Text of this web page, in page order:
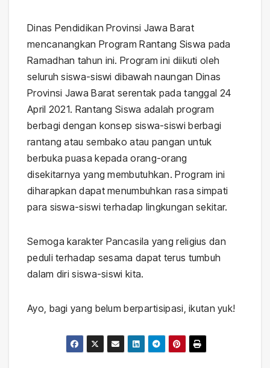
Dinas Pendidikan Provinsi Jawa Barat
mencanangkan Program Rantang Siswa pada
Ramadhan tahun ini. Program ini diikuti oleh
seluruh siswa-siswi dibawah naungan Dinas
Provinsi Jawa Barat serentak pada tanggal 24
April 2021. Rantang Siswa adalah program
berbagi dengan konsep siswa-siswi berbagi
rantang atau sembako atau pangan untuk
berbuka puasa kepada orang-orang
disekitarnya yang membutuhkan. Program ini
diharapkan dapat menumbuhkan rasa simpati
para siswa-siswi terhadap lingkungan sekitar.
Semoga karakter Pancasila yang religius dan
peduli terhadap sesama dapat terus tumbuh
dalam diri siswa-siswi kita.
Ayo, bagi yang belum berpartisipasi, ikutan yuk!